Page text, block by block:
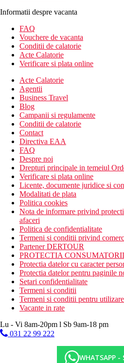
Informatii despre vacanta
FAQ
Vouchere de vacanta
Conditii de calatorie
Acte Calatorie
Verificare si plata online
Acte Calatorie
Agentii
Business Travel
Blog
Campanii si regulamente
Conditii de calatorie
Contact
Directiva EAA
FAQ
Despre noi
Drepturi principale in temeiul
Verificare si plata online
Licente, documente juridice si
Modalitati de plata
Politica cookies
Nota de informare privind
afaceri
Politica de confidentialitate
Termeni si conditii privind
Partener DERTOUR
PROTECTIA
Protectia datelor cu caracter
Protectia datelor pentru paginile
Setari confidentialitate
Termeni si conditii
Termeni si conditii pentru
Vacante in rate
Lu - Vi 8am-20pm l Sb 9am-18 pm
031 22 99 222
WHATSAPP -